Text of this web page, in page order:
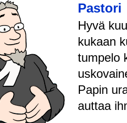
Pastori
Hyvä
kukaan
tumpelo
Papin
auttaa